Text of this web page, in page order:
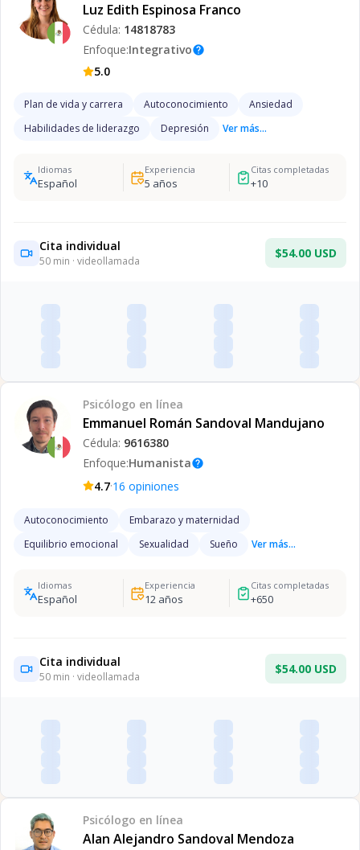
Luz Edith Espinosa Franco
Cédula: 14818783
Enfoque:Integrativohelp
5.0
Plan de vida y carrera Autoconocimiento
Ansiedad
Habilidades de liderazgo
Depresión Ver más...
Idiomas
Español
Experiencia
5 años
Citas completadas
+10
Cita individual
50 min · videollamada
$54.00 USD
Psicólogo en línea
Emmanuel Román Sandoval Mandujano
Cédula: 9616380
Enfoque:Humanistahelp
4.7·16 opiniones
Autoconocimiento
Embarazo y maternidad
Equilibrio emocional
Sexualidad Sueño Ver más...
Idiomas
Español
Experiencia
12años
Citas completadas
+650
Cita individual
50 min · videollamada
$54.00 USD
Psicólogo en línea
Alan Alejandro Sandoval Mendoza